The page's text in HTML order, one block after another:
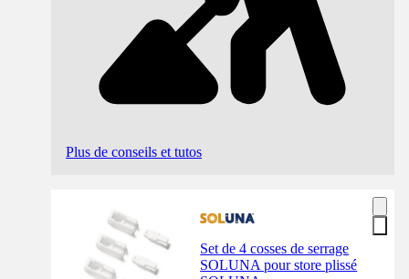
Plus de conseils et tutos
Set de 4 cosses de serrage
SOLUNA pour store plissé